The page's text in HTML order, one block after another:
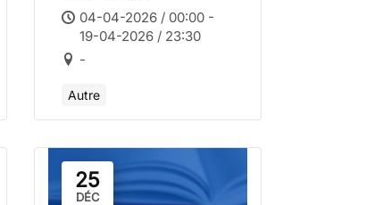
04-04-2026 / 00:00 -
19-04-2026 / 23:30
-
Autre
25
DÉC